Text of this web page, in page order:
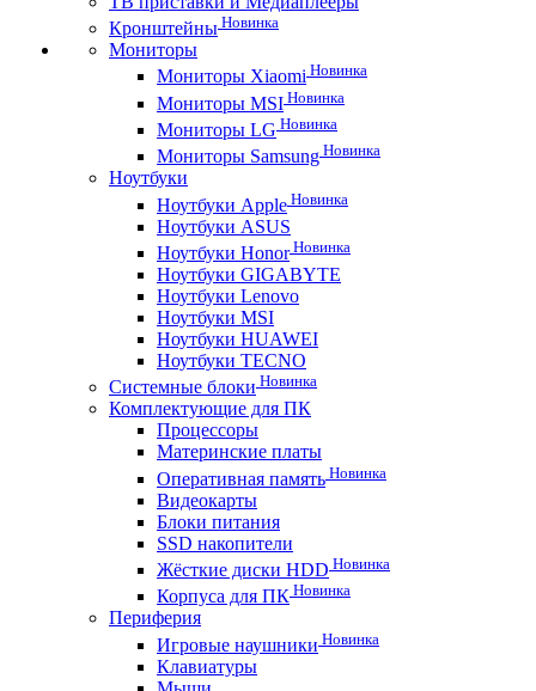
Кронштейны Новинка
Мониторы
Мониторы Xiaomi Новинка
Мониторы MSI Новинка
Мониторы LG Новинка
Мониторы Samsung Новинка
Ноутбуки
Ноутбуки Apple Новинка
Ноутбуки ASUS
Ноутбуки HonorНовинка
Ноутбуки GIGABYTE
Ноутбуки Lenovo
Ноутбуки MSI
Ноутбуки HUAWEI
Ноутбуки TECNO
Системные блоки Новинка
Комплектующие для ПК
Процессоры
Материнские платы
Оперативная память Новинка
Видеокарты
Блоки питания
SSD накопители
Жёсткие диски HDD Новинка
Корпуса для ПК Новинка
Периферия
Игровые наушники Новинка
Клавиатуры